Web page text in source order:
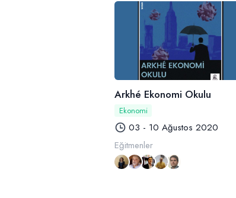
Arkhé Ekonomi Okulu
Ekonomi
03 - 10 Ağustos 2020
Eğitmenler